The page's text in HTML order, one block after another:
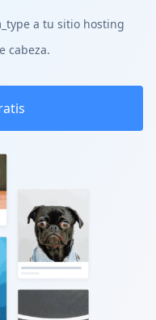
a tu sitio hosting
cabeza.